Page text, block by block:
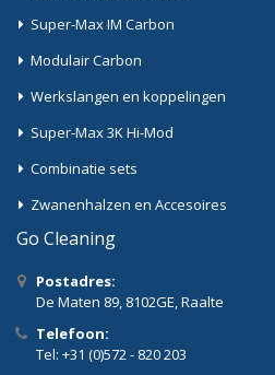
Super-Max IM Carbon
Modulair Carbon
Werkslangen en koppelingen
Super-Max 3K Hi-Mod
Combinatie sets
Zwanenhalzen en Accesoires
Go Cleaning
Postadres:
De Maten 89, 8102GE, Raalte
Telefoon:
Tel: +31 (0)572 - 820 203